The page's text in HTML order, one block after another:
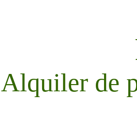
Alquiler de